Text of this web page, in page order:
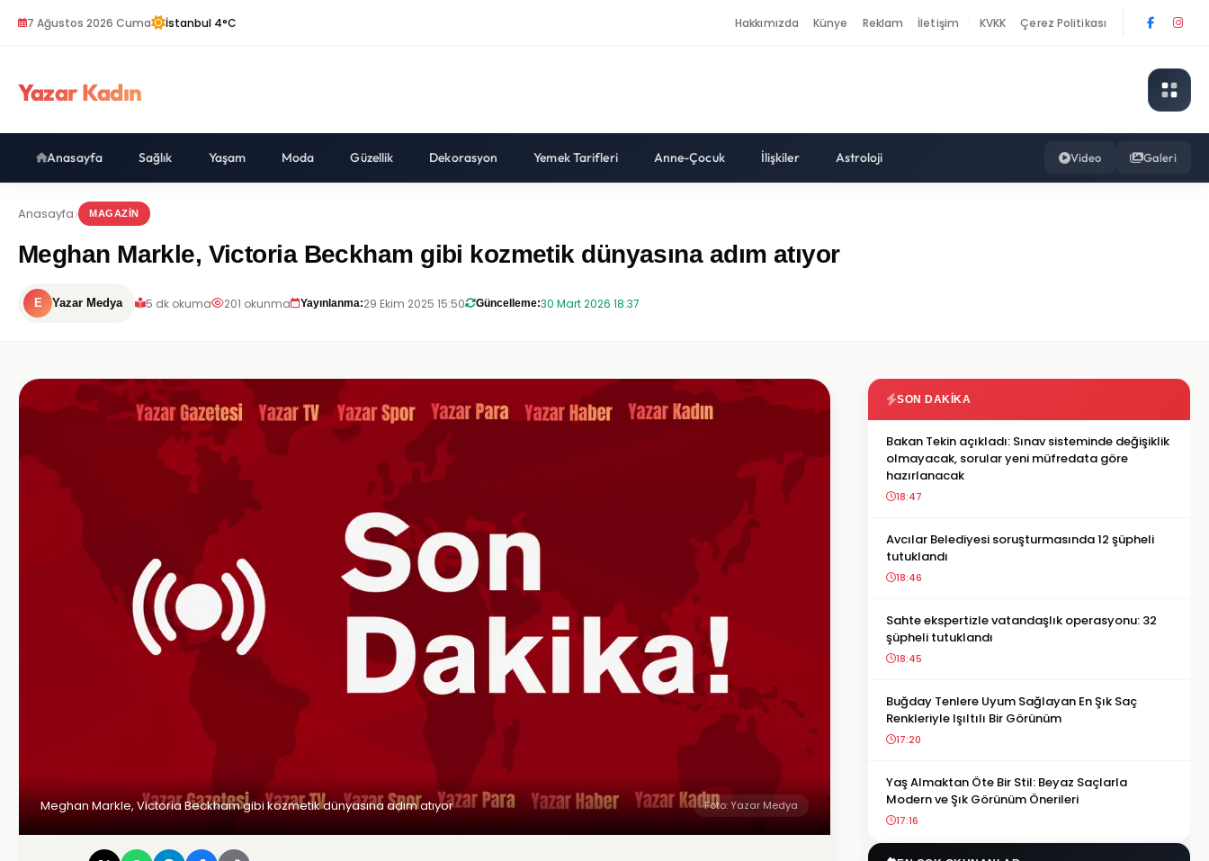
7 Ağustos 2026 Cuma İstanbul 4°C Hakkımızda Künye Reklam İletişim KVKK Çerez Politikası
Yazar Kadın
Anasayfa Sağlık Yaşam Moda Güzellik Dekorasyon Yemek Tarifleri Anne-Çocuk İlişkiler Astroloji Video Galeri
Anasayfa MAGAZIN
Meghan Markle, Victoria Beckham gibi kozmetik dünyasına adım atıyor
E Yazar Medya 5 dk okuma 201 okunma Yayınlanma:29 Ekim 2025 15:50 Güncelleme:30 Mart 2026 18:37
Meghan Markle, Victoria Beckham gibi kozmetik dünyasına adım atıyor Foto: Yazar Medya
SON DAKIKA
Bakan Tekin açıkladı: Sınav sisteminde değişiklik
olmayacak, sorular yeni müfredata göre
hazırlanacak
18:47
Avcılar Belediyesi soruşturmasında 12 şüpheli
tutuklandı
18:46
Sahte ekspertizle vatandaşlık operasyonu: 32
şüpheli tutuklandı
18:45
Buğday Tenlere Uyum Sağlayan En Şık Saç
Renkleriyle Işıltılı Bir Görünüm
17:20
Yaş Almaktan Öte Bir Stil: Beyaz Saçlarla
Modern ve Şık Görünüm Önerileri
17:16